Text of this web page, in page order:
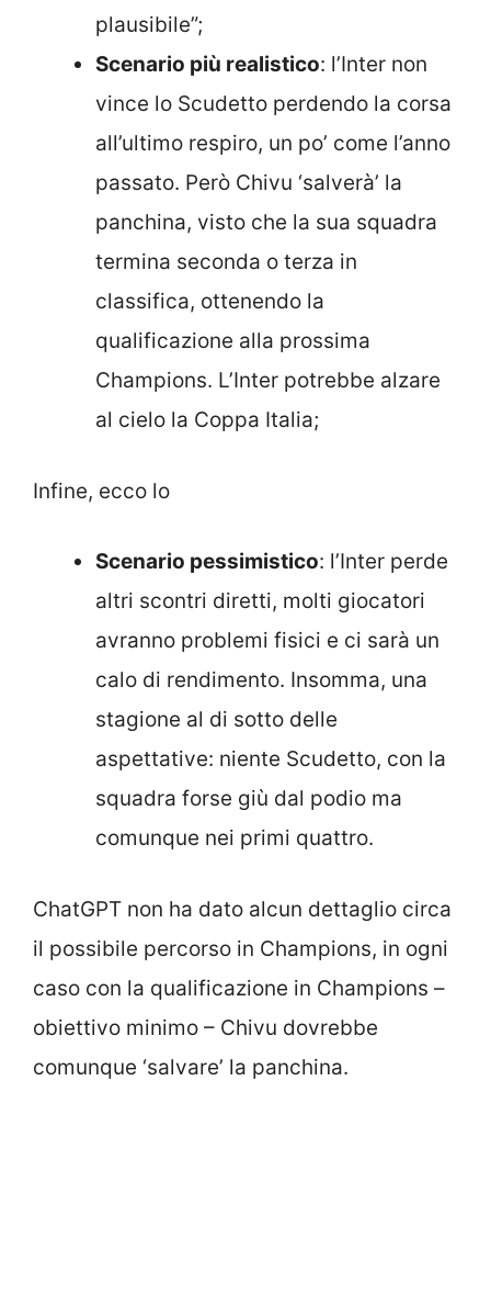
plausibile”;
Scenario più realistico: l’Inter non
vince lo Scudetto perdendo la corsa
all’ultimo respiro, un po’ come l’anno
passato. Però Chivu ‘salverà’ la
panchina, visto che la sua squadra
termina seconda o terza in
classifica, ottenendo la
qualificazione alla prossima
Champions. L’Inter potrebbe alzare
al cielo la Coppa Italia;
Infine, ecco lo
Scenario pessimistico: l’Inter perde
altri scontri diretti, molti giocatori
avranno problemi fisici e ci sarà un
calo di rendimento. Insomma, una
stagione al di sotto delle
aspettative: niente Scudetto, con la
squadra forse giù dal podio ma
comunque nei primi quattro.
ChatGPT non ha dato alcun dettaglio circa
il possibile percorso in Champions, in ogni
caso con la qualificazione in Champions –
obiettivo minimo – Chivu dovrebbe
comunque ‘salvare’ la panchina.